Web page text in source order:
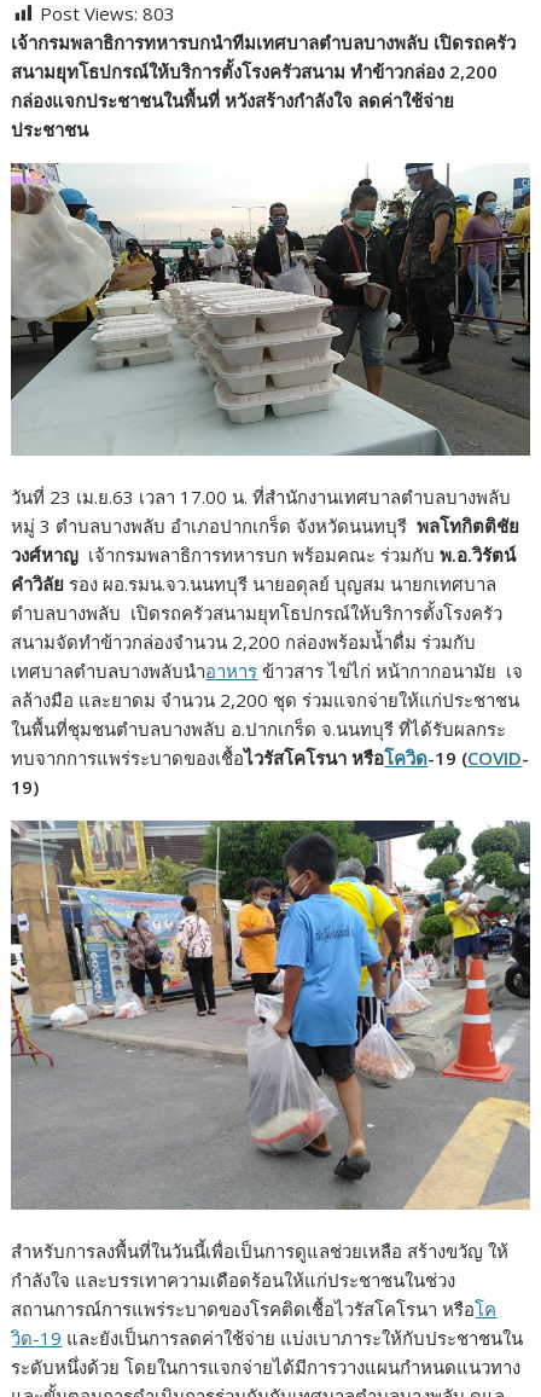
e
b
o
o
k
itt
er
e m
bl
r
k
e
dI
p
y
Li
ar
e
Post Views: 803
เจ้ากรมพลาธิการทหารบกนำทีมเทศบาลตำบลบางพลับ เปิดรถครัว
สนามยุทโธปกรณ์ให้บริการตั้งโรงครัวสนาม ทำข้าวกล่อง 2,200
กล่องแจกประชาชนในพื้นที่ หวังสร้างกำลังใจ ลดค่าใช้จ่าย
ประชาชน
วันที่ 23 เม.ย.63 เวลา 17.00 น. ที่สำนักงานเทศบาลตำบลบางพลับ
หมู่ 3 ตำบลบางพลับ อำเภอปากเกร็ด จังหวัดนนทบุรีพลโทกิตติชัย
วงศ์หาญ เจ้ากรมพลาธิการทหารบก พร้อมคณะ ร่วมกับพ.อ.วิรัตน์
คำวิลัย รอง ผอ.รมน.จว.นนทบุรี นายอดุลย์ บุญสม นายกเทศบาล
ตำบลบางพลับ เปิดรถครัวสนามยุทโธปกรณ์ให้บริการตั้งโรงครัว
สนามจัดทำข้าวกล่องจำนวน 2,200 กล่องพร้อมน้ำดื่ม ร่วมกับ
เทศบาลตำบลบางพลับนำอาหาร ข้าวสาร ไข่ไก่ หน้ากากอนามัย เจ
ลล้างมือ และยาดม จำนวน 2,200 ชุด ร่วมแจกจ่ายให้แก่ประชาชน
ในพื้นที่ชุมชนตำบลบางพลับ อ.ปากเกร็ด จ.นนทบุรี ที่ได้รับผลกระ
ทบจากการแพร่ระบาดของเชื้อไวรัสโคโรนา หรือโควิด-19 (COVID-
19)
สำหรับการลงพื้นที่ในวันนี้เพื่อเป็นการดูแลช่วยเหลือ สร้างขวัญ ให้
กำลังใจ และบรรเทาความเดือดร้อนให้แก่ประชาชนในช่วง
สถานการณ์การแพร่ระบาดของโรคติดเชื้อไวรัสโคโรนา หรือโค
วิด-19 และยังเป็นการลดค่าใช้จ่าย แบ่งเบาภาระให้กับประชาชนใน
ระดับหนึ่งด้วย โดยในการแจกจ่ายได้มีการวางแผนกำหนดแนวทาง